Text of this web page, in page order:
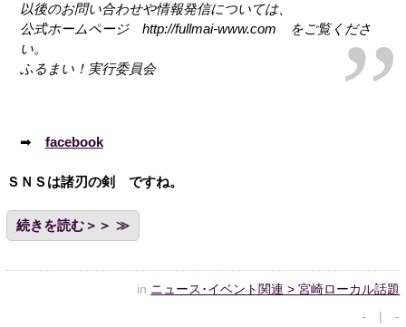
以後のお問い合わせや情報発信については、
公式ホームページ http://fullmai-www.com をご覧くださ
い。
ふるまい！実行委員会
➡ facebook
ＳＮＳは諸刃の剣 ですね。
続きを読む＞＞
in ニュース･イベント関連 > 宮崎ローカル話題
- | -